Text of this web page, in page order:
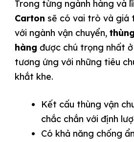
Trong từng ngành hàng và
Carton sẽ có vai trò và giá
với ngành vận chuyển,
hàng được chú trọng nhất
tương ứng với những tiêu
khắt khe.
Kết cấu thùng vận
chắc chắn với định
Có khả năng chống